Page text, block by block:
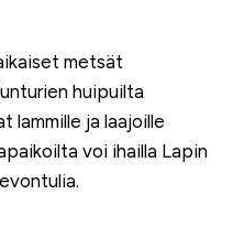
metsät
huipuilta
lammille ja laajoille
voi ihailla Lapin